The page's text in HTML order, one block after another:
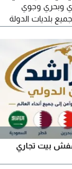
وبحري وجوي
بلديات الدولة
بيت تجاري